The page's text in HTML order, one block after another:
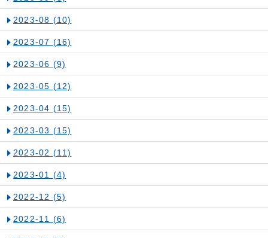
2023-08 (10)
2023-07 (16)
2023-06 (9)
2023-05 (12)
2023-04 (15)
2023-03 (15)
2023-02 (11)
2023-01 (4)
2022-12 (5)
2022-11 (6)